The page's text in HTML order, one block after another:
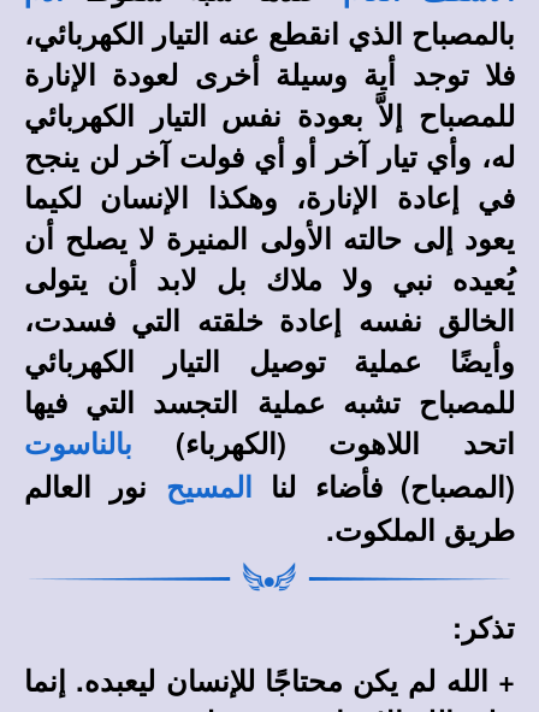
بالمصباح الذي انقطع عنه التيار الكهربائي،
فلا توجد أية وسيلة أخرى لعودة الإنارة
للمصباح إلاَّ بعودة نفس التيار الكهربائي
له، وأي تيار آخر أو أي فولت آخر لن ينجح
في إعادة الإنارة، وهكذا الإنسان لكيما
يعود إلى حالته الأولى المنيرة لا يصلح أن
يُعيده نبي ولا ملاك بل لابد أن يتولى
الخالق نفسه إعادة خلقته التي فسدت،
وأيضًا عملية توصيل التيار الكهربائي
للمصباح تشبه عملية التجسد التي فيها
اتحد اللاهوت (الكهرباء)
بالناسوت
(المصباح) فأضاء لنا المسيح
نور العالم
طريق الملكوت.
تذكر:
+ الله لم يكن محتاجًا للإنسان ليعبده. إنما